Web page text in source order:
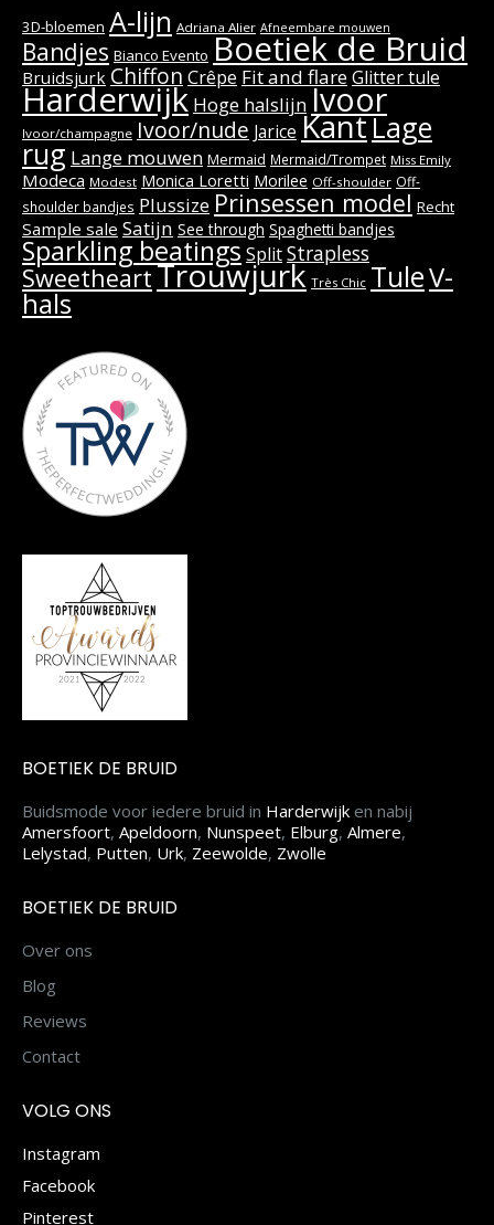
3D-bloemen A-lijn Adriana Alier Afneembare mouwen
Bandjes Bianco Evento Boetiek de Bruid
Bruidsjurk Chiffon Crêpe Fit and flareGlitter tule
Harderwijk Hoge halslijnIvoor
Ivoor/champagne Ivoor/nude Jarice KantLage
rug Lange mouwen Mermaid Mermaid/Trompet Miss Emily
Modeca Modest Monica Loretti Morilee Off-shoulder Off-
shoulder bandjes Plussize Prinsessen model Recht
Sample sale Satijn See through Spaghetti bandjes
Sparkling beatings SplitStrapless
SweetheartTrouwjurk Très Chic TuleV-
hals
BOETIEK DE BRUID
Buidsmode voor iedere bruid in Harderwijk en nabij
Amersfoort, Apeldoorn, Nunspeet, Elburg, Almere,
Lelystad, Putten, Urk, Zeewolde, Zwolle
BOETIEK DE BRUID
Over ons
Blog
Reviews
Contact
VOLG ONS
Instagram
Facebook
Pinterest